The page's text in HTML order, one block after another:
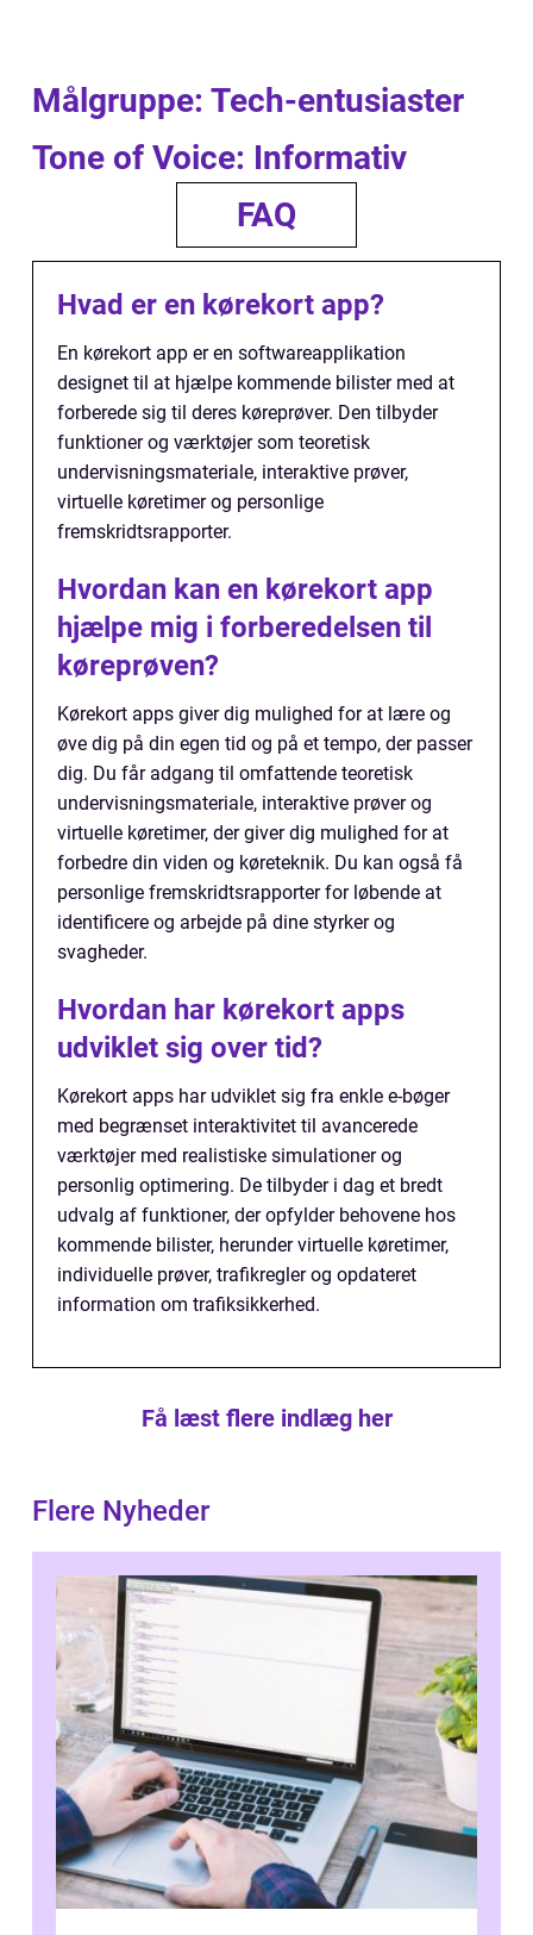
Målgruppe: Tech-entusiaster
Tone of Voice: Informativ
FAQ
Hvad er en kørekort app?
En kørekort app er en softwareapplikation
designet til at hjælpe kommende bilister med at
forberede sig til deres køreprøver. Den tilbyder
funktioner og værktøjer som teoretisk
undervisningsmateriale, interaktive prøver,
virtuelle køretimer og personlige
fremskridtsrapporter.
Hvordan kan en kørekort app
hjælpe mig i forberedelsen til
køreprøven?
Kørekort apps giver dig mulighed for at lære og
øve dig på din egen tid og på et tempo, der passer
dig. Du får adgang til omfattende teoretisk
undervisningsmateriale, interaktive prøver og
virtuelle køretimer, der giver dig mulighed for at
forbedre din viden og køreteknik. Du kan også få
personlige fremskridtsrapporter for løbende at
identificere og arbejde på dine styrker og
svagheder.
Hvordan har kørekort apps
udviklet sig over tid?
Kørekort apps har udviklet sig fra enkle e-bøger
med begrænset interaktivitet til avancerede
værktøjer med realistiske simulationer og
personlig optimering. De tilbyder i dag et bredt
udvalg af funktioner, der opfylder behovene hos
kommende bilister, herunder virtuelle køretimer,
individuelle prøver, trafikregler og opdateret
information om trafiksikkerhed.
Få læst flere indlæg her
Flere Nyheder